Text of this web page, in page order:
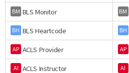
BM BLS Monitor BM
BH BLS Heartcode BH
AP ACLS Provider AP
AI ACLS Instructor AI